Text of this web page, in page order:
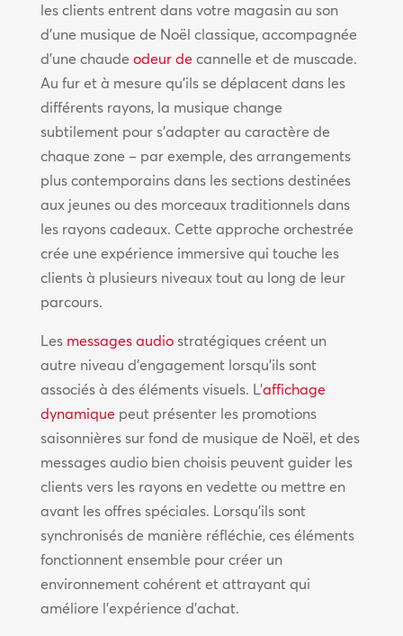
les clients entrent dans votre magasin au son
d’une musique de Noël classique, accompagnée
d’une chaude odeur de cannelle et de muscade.
Au fur et à mesure qu’ils se déplacent dans les
différents rayons, la musique change
subtilement pour s’adapter au caractère de
chaque zone – par exemple, des arrangements
plus contemporains dans les sections destinées
aux jeunes ou des morceaux traditionnels dans
les rayons cadeaux. Cette approche orchestrée
crée une expérience immersive qui touche les
clients à plusieurs niveaux tout au long de leur
parcours.
Les messages audiostratégiques créent un
autre niveau d’engagement lorsqu’ils sont
associés à des éléments visuels. L’affichage
dynamique peut présenter les promotions
saisonnières sur fond de musique de Noël, et des
messages audio bien choisis peuvent guider les
clients vers les rayons en vedette ou mettre en
avant les offres spéciales. Lorsqu’ils sont
synchronisés de manière réfléchie, ces éléments
fonctionnent ensemble pour créer un
environnement cohérent et attrayant qui
améliore l’expérience d’achat.